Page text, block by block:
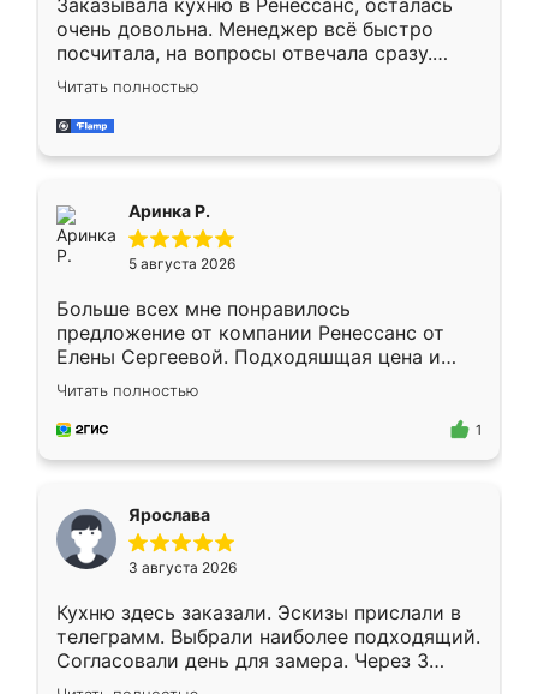
Заказывала кухню в Ренессанс, осталась
очень довольна. Менеджер всё быстро
посчитала, на вопросы отвечала сразу.
Замерщик приехал в субботу, подошёл к
делу со всей ответственностью. Собрали
за день, ребята работали аккуратно, даже
Читать полностью
Аринка Р.
5 августа 2026
Больше всех мне понравилось
предложение от компании Ренессанс от
Елены Сергеевой. Подходяшщая цена и
короткие сроки изготовления. Приехавший
для замера сотрудник Владислав
предложил по моему эскизу самый
Читать полностью
1
Ярослава
3 августа 2026
Кухню здесь заказали. Эскизы прислали в
телеграмм. Выбрали наиболее подходящий.
Согласовали день для замера. Через 3
недели кухня была уже готова. Остались